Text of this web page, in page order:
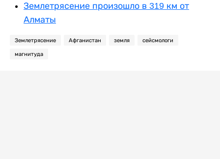
Землетрясение произошло в 319 км от
Алматы
Землетрясение Афганистан земля сейсмологи
магнитуда